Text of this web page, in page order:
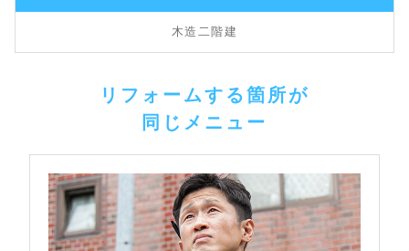
木造二階建
リフォームする箇所が
同じメニュー